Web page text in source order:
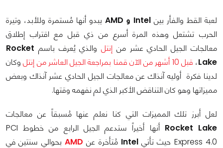
لعبة القط والفأر بين Intel و AMD
يبدو أنها مُستمرة وللأبد، وتيرة
الحرب تشتعل وهذه المرة أسرع من ذي قبل مع اقتراب إطلاق
معالجات الجيل الحادي عشر من إنتلوالذي يُعرف باسم Rocket
Lake، قبل 10 أشهر من الآن قمنا بمراجعة الجيل العاشر من إنتل
وكان
لدينا فكرة أوليه آنذاك عن معالجات الجيل الحادي عشر آنذاك وبعض
مميزاتها وهو كان التناقض الأكبر الذي لم نفهمه وقتها.
لعل أبرز تلك المميزات التي كنا نعلم عنها مُسبقاً عن معالجات
Rocket Lake
أنها أخيراً ستدعم الجيل الرابع من خطوط PCI
Express 4.0 حيث تأتي
Intel مُتأخرة عن AMD بحوالي سنتين في